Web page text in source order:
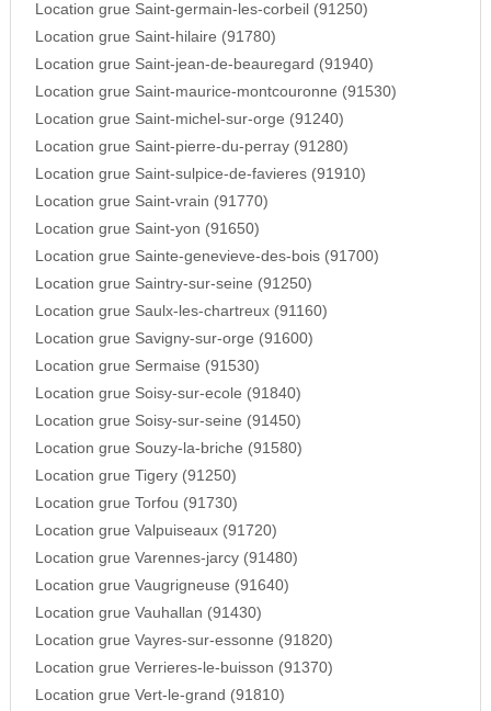
Location grue Saint-germain-les-corbeil (91250)
Location grue Saint-hilaire (91780)
Location grue Saint-jean-de-beauregard (91940)
Location grue Saint-maurice-montcouronne (91530)
Location grue Saint-michel-sur-orge (91240)
Location grue Saint-pierre-du-perray (91280)
Location grue Saint-sulpice-de-favieres (91910)
Location grue Saint-vrain (91770)
Location grue Saint-yon (91650)
Location grue Sainte-genevieve-des-bois (91700)
Location grue Saintry-sur-seine (91250)
Location grue Saulx-les-chartreux (91160)
Location grue Savigny-sur-orge (91600)
Location grue Sermaise (91530)
Location grue Soisy-sur-ecole (91840)
Location grue Soisy-sur-seine (91450)
Location grue Souzy-la-briche (91580)
Location grue Tigery (91250)
Location grue Torfou (91730)
Location grue Valpuiseaux (91720)
Location grue Varennes-jarcy (91480)
Location grue Vaugrigneuse (91640)
Location grue Vauhallan (91430)
Location grue Vayres-sur-essonne (91820)
Location grue Verrieres-le-buisson (91370)
Location grue Vert-le-grand (91810)